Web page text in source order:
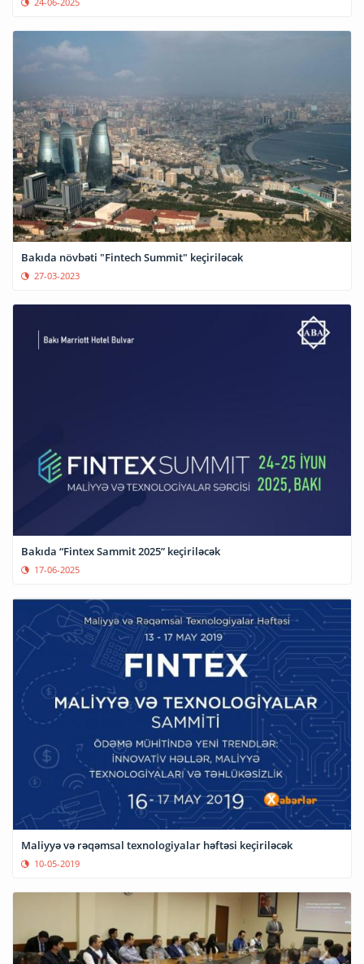
Bakıda növbəti "Fintech Summit" keçiriləcək
27-03-2023
Bakıda “Fintex Sammit 2025” keçiriləcək
17-06-2025
Maliyyə və rəqəmsal texnologiyalar həftəsi keçiriləcək
10-05-2019